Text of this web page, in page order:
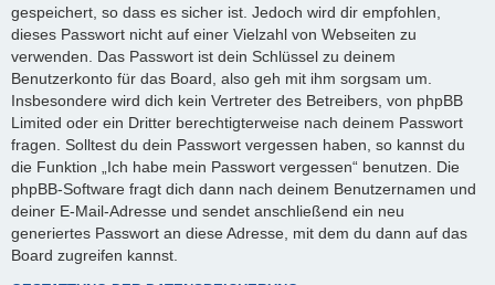
gespeichert, so dass es sicher ist. Jedoch wird dir empfohlen,
dieses Passwort nicht auf einer Vielzahl von Webseiten zu
verwenden. Das Passwort ist dein Schlüssel zu deinem
Benutzerkonto für das Board, also geh mit ihm sorgsam um.
Insbesondere wird dich kein Vertreter des Betreibers, von phpBB
Limited oder ein Dritter berechtigterweise nach deinem Passwort
fragen. Solltest du dein Passwort vergessen haben, so kannst du
die Funktion „Ich habe mein Passwort vergessen“ benutzen. Die
phpBB-Software fragt dich dann nach deinem Benutzernamen und
deiner E-Mail-Adresse und sendet anschließend ein neu
generiertes Passwort an diese Adresse, mit dem du dann auf das
Board zugreifen kannst.